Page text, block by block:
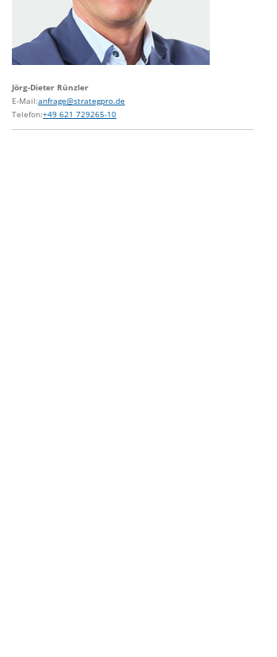
Jörg-Dieter Rünzler
E-Mail:anfrage@strategpro.de
Telefon:+49 621 729265-10